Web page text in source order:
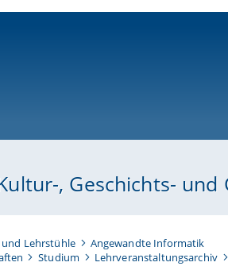
, Geschichts- und
Lehrstühle
Angewandte Informatik
Studium Lehrveranstaltungsarchiv